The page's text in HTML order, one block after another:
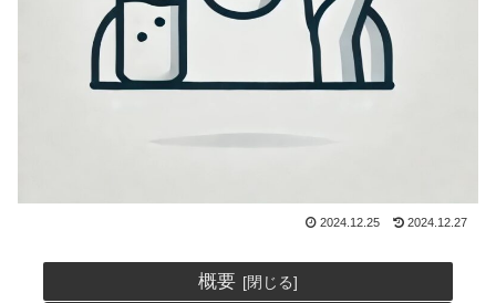
2024.12.25 2024.12.27
概要